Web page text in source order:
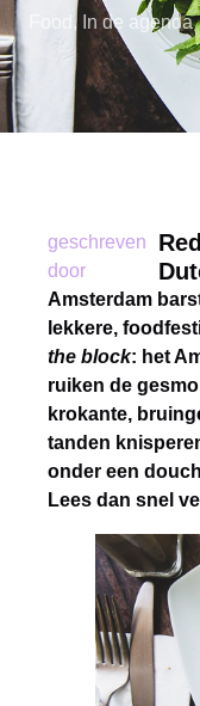
, In de agenda
geschreven
door
Amsterdam
lekkere,
the block: het
ruiken de
krokante,
tanden
onder een
Lees dan snel